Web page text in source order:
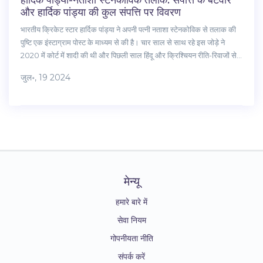
और हार्दिक पांड्या की कुल संपत्ति पर विवरण
भारतीय क्रिकेट स्टार हार्दिक पांड्या ने अपनी पत्नी नताशा स्टेनकोविक से तलाक की
पुष्टि एक इंस्टाग्राम पोस्ट के माध्यम से की है। चार साल से साथ रहे इस जोड़े ने
2020 में कोर्ट में शादी की थी और पिछली साल हिंदू और क्रिश्चियन रीति-रिवाजों से
अधिक) है, जिसे क्रिकेट मैचों और आईपीएल से अर्जित किया गया है। लेख में तलाक
जुल॰, 19 2024
मेन्यू
हमारे बारे में
सेवा नियम
गोपनीयता नीति
संपर्क करें